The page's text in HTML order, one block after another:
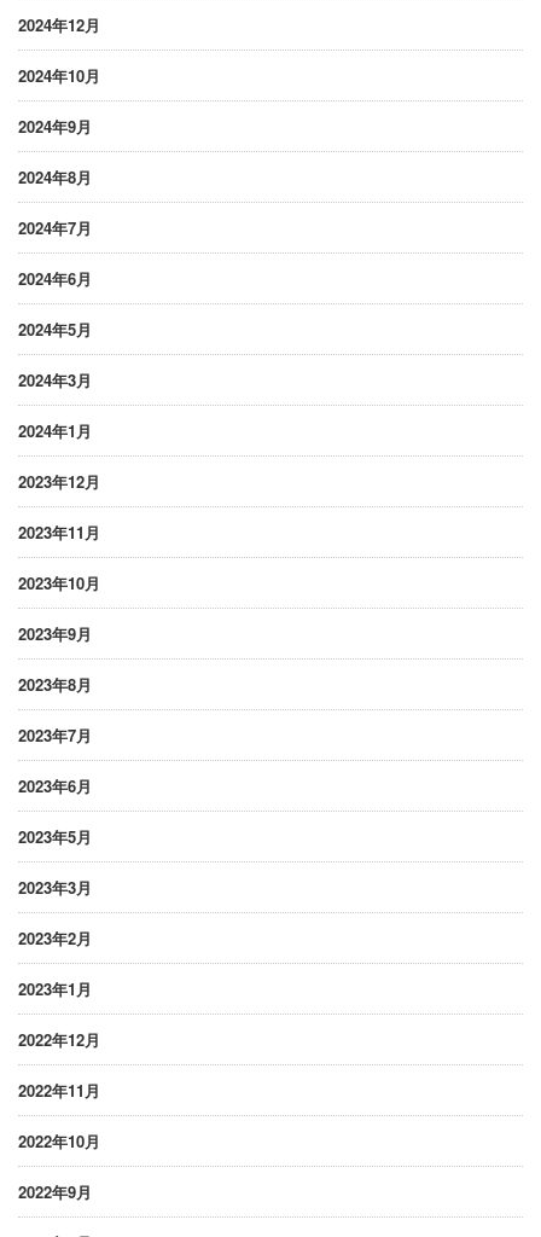
2024年12月
2024年10月
2024年9月
2024年8月
2024年7月
2024年6月
2024年5月
2024年3月
2024年1月
2023年12月
2023年11月
2023年10月
2023年9月
2023年8月
2023年7月
2023年6月
2023年5月
2023年3月
2023年2月
2023年1月
2022年12月
2022年11月
2022年10月
2022年9月